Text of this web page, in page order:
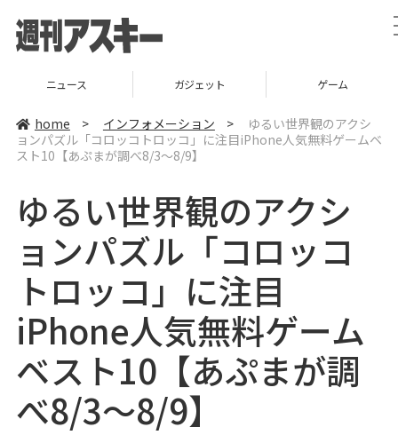
ガジェット ゲーム グルメ
home > インフォメーション >
ゆるい世界観のアクシ
ョンパズル「コロッコトロッコ」に注目iPhone人気無料ゲームベ
スト10【あぷまが調べ8/3〜8/9】
ゆるい世界観のアクシ
ョンパズル「コロッコ
トロッコ」に注目
iPhone人気無料ゲーム
ベスト10【あぷまが調
べ8/3〜8/9】